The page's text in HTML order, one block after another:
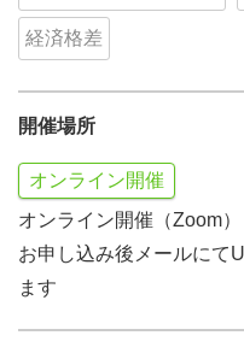
経済格差
開催場所
オンライン開催
オンライン開催（Zoom）
お申し込み後メールにて
ます